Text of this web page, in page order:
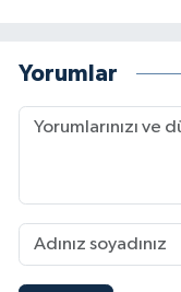
Yorumlar